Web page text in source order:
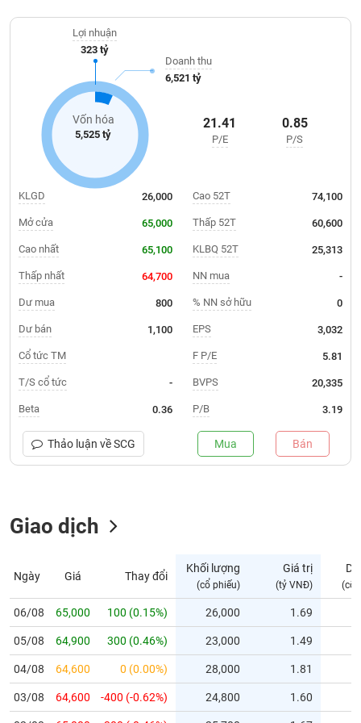
doanh
số
Biến
động
phiếu
Giao
dịch
nội
bộ
Trạng
thái
phiếu
trường
yết
mới
Niêm
yết
bổ
sung
Sunshine Diamond River, Dự án Sunshine Crystal River, Dự án
Sunshine Horizon và Dự án Sunshine Empire.
Vốn hóa
5,525 tỷ
Lợi nhuận
323 tỷ
Doanh thu
6,521 tỷ
21.41
P/E
0.85
P/S
KLGD 26,000
Mở cửa 65,000
Cao nhất 65,100
Thấp nhất 64,700
Dư mua 800
Dư bán 1,100
Cổ tức TM
T/S cổ tức -
Beta 0.36
Cao 52T 74,100
Thấp 52T 60,600
KLBQ 52T 25,313
NN mua -
% NN sở hữu 0
EPS 3,032
F P/E 5.81
BVPS 20,335
P/B 3.19
Thảo luận vềSCG Mua Bán
Giao dịch
Ngày Giá Thay đổi
Khối lượng
(cổ phiếu)
Giá trị
(tỷ VNĐ) (cổ
06/08 65,000 100 (0.15%) 26,000 1.69
05/08 64,900 300 (0.46%) 23,000 1.49
04/08 64,600 0 (0.00%) 28,000 1.81
03/08 64,600 -400 (-0.62%) 24,800 1.60
TÀI
CHÍNH
NHÂN
PHÂN
TÍCH
VIETSTOCKFINANCE
VĨ
MÔ
NGÀNH
PHIẾU
PHÁI